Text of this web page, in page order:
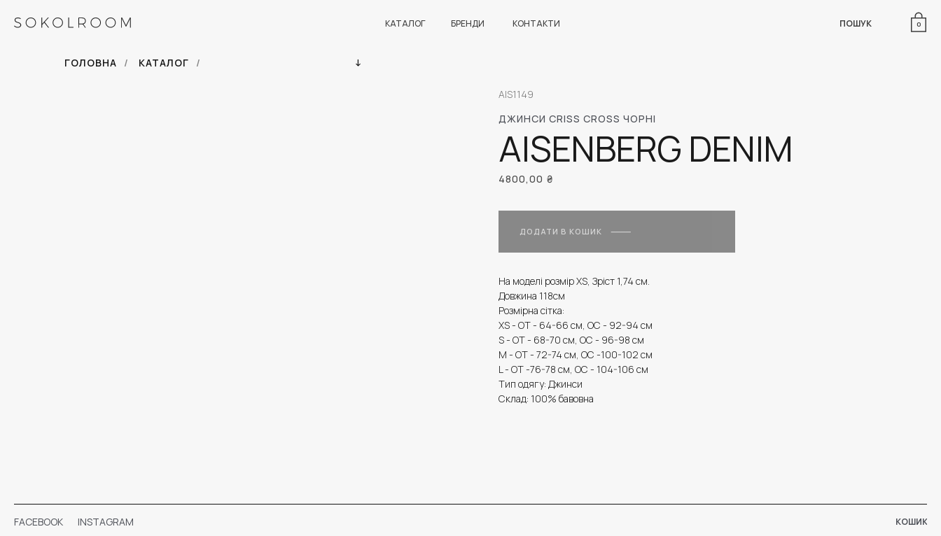
КАТАЛОГ БРЕНДИ КОНТАКТИ ПОШУК 0
ГОЛОВНА / КАТАЛОГ /
ДЖИНСИ CRISS CROSS ЧОРНІ
AISENBERG DENIM
AIS1149
4800,00 ₴
ДОДАТИ В КОШИК
На моделі розмір XS, Зріст 1,74 см.
Довжина 118см
Розмірна сітка:
XS - OТ - 64-66 см, ОС - 92-94 см
S - ОТ - 68-70 см, ОС - 96-98 см
М - ОТ - 72-74 см, ОС -100-102 см
L - OТ -76-78 см, ОС - 104-106 см
Тип одягу: Джинси
Склад: 100% бавовна
FACEBOOK КОШИК
INSTAGRAM